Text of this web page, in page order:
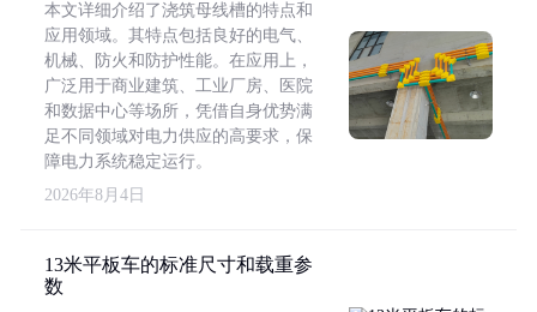
本文详细介绍了浇筑母线槽的特点和
应用领域。其特点包括良好的电气、
机械、防火和防护性能。在应用上，
广泛用于商业建筑、工业厂房、医院
和数据中心等场所，凭借自身优势满
足不同领域对电力供应的高要求，保
障电力系统稳定运行。
2026年8月4日
13米平板车的标准尺寸和载重参
数